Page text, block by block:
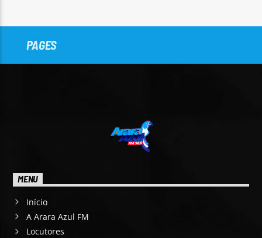
PAGES
MENU
Início
A Arara Azul FM
Locutores